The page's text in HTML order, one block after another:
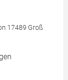
17489 Groß